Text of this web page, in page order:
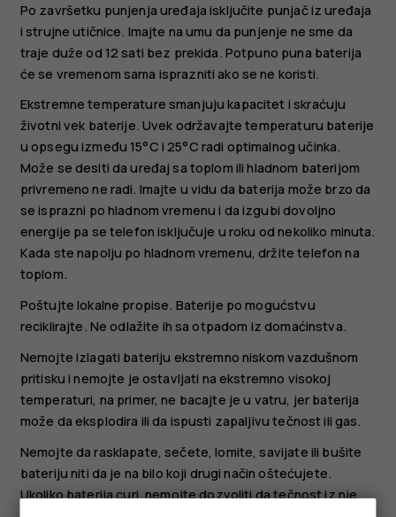
Po završetku punjenja uređaja isključite punjač iz uređaja
i strujne utičnice. Imajte na umu da punjenje ne sme da
traje duže od 12 sati bez prekida. Potpuno puna baterija
će se vremenom sama isprazniti ako se ne koristi.
Ekstremne temperature smanjuju kapacitet i skraćuju
životni vek baterije. Uvek održavajte temperaturu baterije
u opsegu između 15°C i 25°C radi optimalnog učinka.
Može se desiti da uređaj sa toplom ili hladnom baterijom
privremeno ne radi. Imajte u vidu da baterija može brzo da
se isprazni po hladnom vremenu i da izgubi dovoljno
energije pa se telefon isključuje u roku od nekoliko minuta.
Kada ste napolju po hladnom vremenu, držite telefon na
toplom.
Poštujte lokalne propise. Baterije po mogućstvu
reciklirajte. Ne odlažite ih sa otpadom iz domaćinstva.
Nemojte izlagati bateriju ekstremno niskom vazdušnom
pritisku i nemojte je ostavljati na ekstremno visokoj
temperaturi, na primer, ne bacajte je u vatru, jer baterija
može da eksplodira ili da ispusti zapaljivu tečnost ili gas.
Nemojte da rasklapate, sečete, lomite, savijate ili bušite
bateriju niti da je na bilo koji drugi način oštećujete.
Ukoliko baterija curi, nemojte dozvoliti da tečnost iz nje